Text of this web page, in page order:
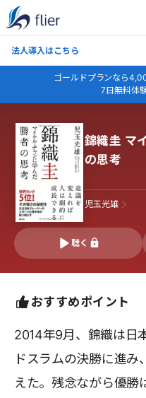
法人導入はこちら
ゴールドプランなら
7日無料体
錦織圭 マ
の思考
児玉光雄
聴く
おすすめポイント
2014年9月、錦織は日
ドスラムの決勝に進み
えた。残念ながら優勝